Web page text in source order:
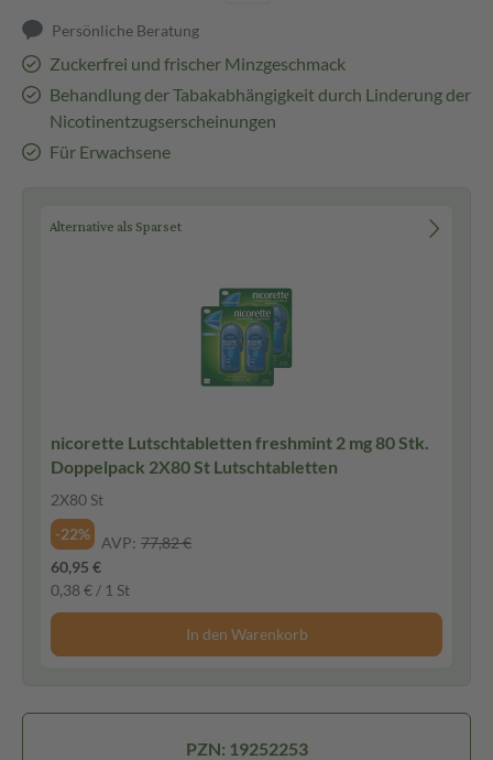
Persönliche Beratung
Zuckerfrei und frischer Minzgeschmack
Behandlung der Tabakabhängigkeit durch Linderung der
Nicotinentzugserscheinungen
Für Erwachsene
Alternative als Sparset
nicorette Lutschtabletten freshmint 2 mg 80 Stk.
Doppelpack 2X80 St Lutschtabletten
2X80 St
-22%
AVP: 77,82 €
60,95 €
0,38 € / 1 St
In den Warenkorb
PZN: 19252253